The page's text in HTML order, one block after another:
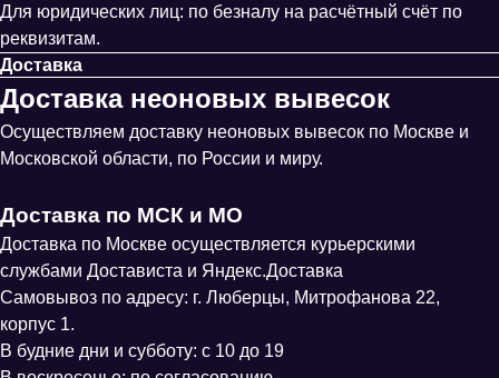
Для юридических лиц: по безналу на расчётный счёт по
реквизитам.
Доставка
Доставка неоновых вывесок
Осуществляем доставку неоновых вывесок по Москве и
Московской области, по России и миру.
Доставка по МСК и МО
Доставка по Москве осуществляется курьерскими
службами Достависта и Яндекс.Доставка
Самовывоз по адресу: г. Люберцы, Митрофанова 22,
корпус 1.
В будние дни и субботу: с 10 до 19